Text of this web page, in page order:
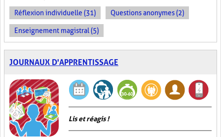
Réflexion individuelle (31) Questions anonymes (2)
Enseignement magistral (5)
JOURNAUX D'APPRENTISSAGE
Lis et réagis !